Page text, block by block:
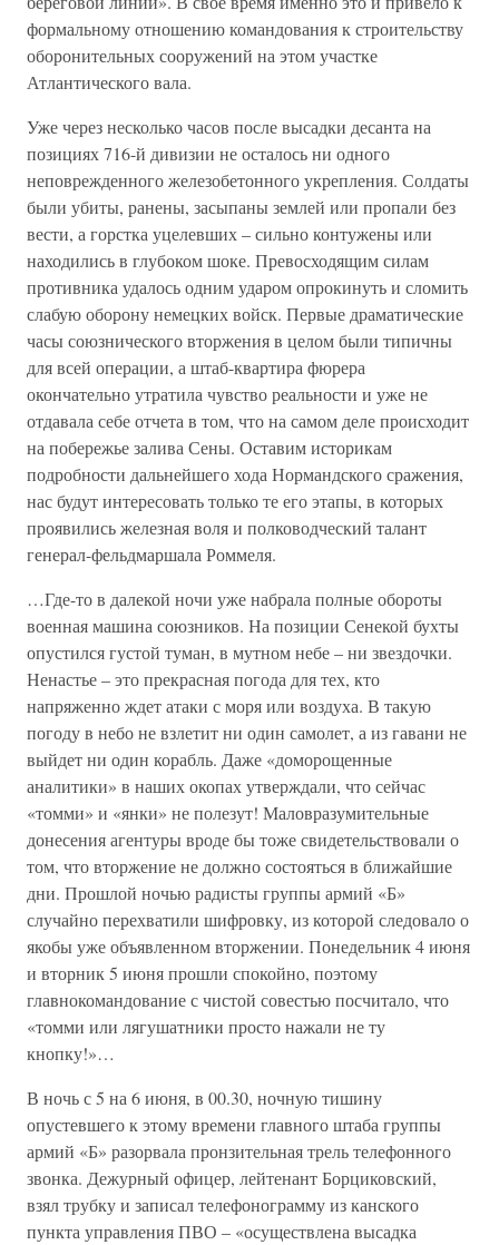
формальному отношению командования к строительству
оборонительных сооружений на этом участке
Атлантического вала.
Уже через несколько часов после высадки десанта на
позициях 716-й дивизии не осталось ни одного
неповрежденного железобетонного укрепления. Солдаты
были убиты, ранены, засыпаны землей или пропали без
вести, а горстка уцелевших – сильно контужены или
находились в глубоком шоке. Превосходящим силам
противника удалось одним ударом опрокинуть и сломить
слабую оборону немецких войск. Первые драматические
часы союзнического вторжения в целом были типичны
для всей операции, а штаб-квартира фюрера
окончательно утратила чувство реальности и уже не
отдавала себе отчета в том, что на самом деле происходит
на побережье залива Сены. Оставим историкам
подробности дальнейшего хода Нормандского сражения,
нас будут интересовать только те его этапы, в которых
проявились железная воля и полководческий талант
генерал-фельдмаршала Роммеля.
…Где-то в далекой ночи уже набрала полные обороты
военная машина союзников. На позиции Сенекой бухты
опустился густой туман, в мутном небе – ни звездочки.
Ненастье – это прекрасная погода для тех, кто
напряженно ждет атаки с моря или воздуха. В такую
погоду в небо не взлетит ни один самолет, а из гавани не
выйдет ни один корабль. Даже «доморощенные
аналитики» в наших окопах утверждали, что сейчас
«томми» и «янки» не полезут! Маловразумительные
донесения агентуры вроде бы тоже свидетельствовали о
том, что вторжение не должно состояться в ближайшие
дни. Прошлой ночью радисты группы армий «Б»
случайно перехватили шифровку, из которой следовало о
якобы уже объявленном вторжении. Понедельник 4 июня
и вторник 5 июня прошли спокойно, поэтому
главнокомандование с чистой совестью посчитало, что
«томми или лягушатники просто нажали не ту
кнопку!»…
В ночь с 5 на 6 июня, в 00.30, ночную тишину
опустевшего к этому времени главного штаба группы
армий «Б» разорвала пронзительная трель телефонного
звонка. Дежурный офицер, лейтенант Борциковский,
взял трубку и записал телефонограмму из канского
пункта управления ПВО – «осуществлена высадка